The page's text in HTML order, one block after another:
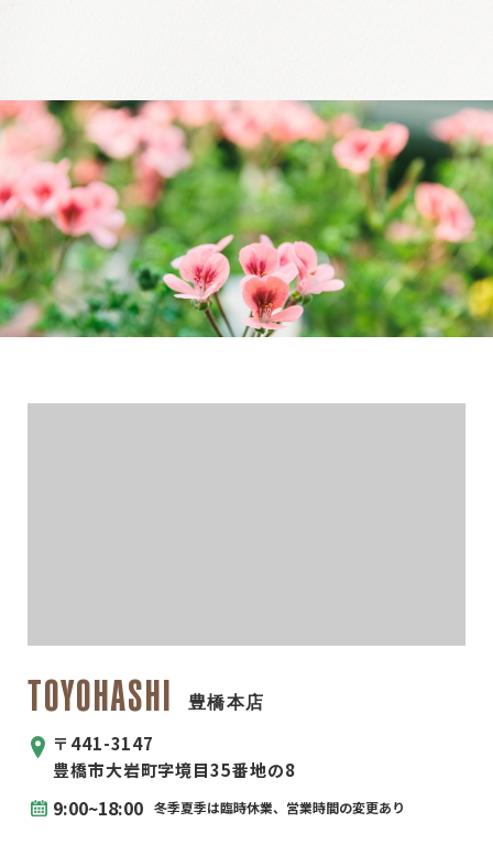
TOYOHASHI 豊橋本店
〒441-3147
豊橋市大岩町字境目35番地の8
9:00~18:00 冬季夏季は臨時休業、営業時間の変更あり